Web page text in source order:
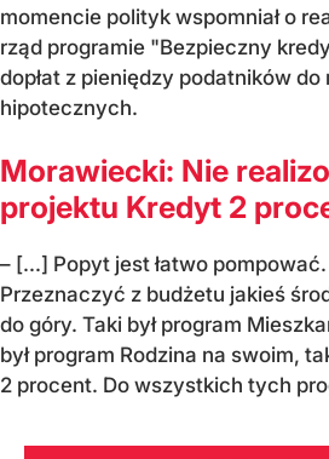
momencie polityk wspomniał o
rząd programie "Bezpieczny
dopłat z pieniędzy podatników
hipotecznych.
Morawiecki: Nie
projektu Kredyt 2
– [...] Popyt jest łatwo
Przeznaczyć z budżetu jakieś
do góry. Taki był program
był program Rodzina na swoim,
2 procent. Do wszystkich tych